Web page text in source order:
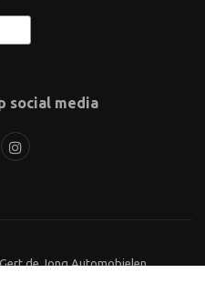
social media
de Jong Automobielen